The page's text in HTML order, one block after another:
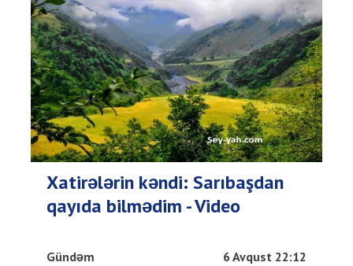
Xatirələrin kəndi: Sarıbaşdan
qayıda bilmədim - Video
Gündəm 6 Avqust 22:12